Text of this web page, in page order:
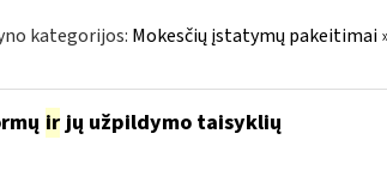
kategorijos: Mokesčių įstatymų pakeitimai
irjų užpildymo taisyklių